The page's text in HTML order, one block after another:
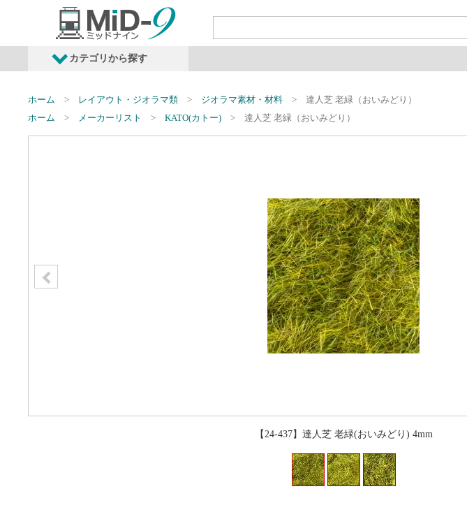
カテゴリから探す
発売予定商品 鉄道車両・オプション レイアウト・ジオラマ類
ホーム レイアウト・ジオラマ類 ジオラマ素材・材料
達人芝 老緑（おいみどり）
ホーム
メーカーリスト KATO(カトー) 達人芝 老緑（おいみどり）
【24-437】達人芝 老緑(おいみどり) 4mm